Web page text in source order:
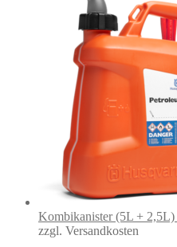
Kombikanister (5L + 2,5L)
zzgl. Versandkosten